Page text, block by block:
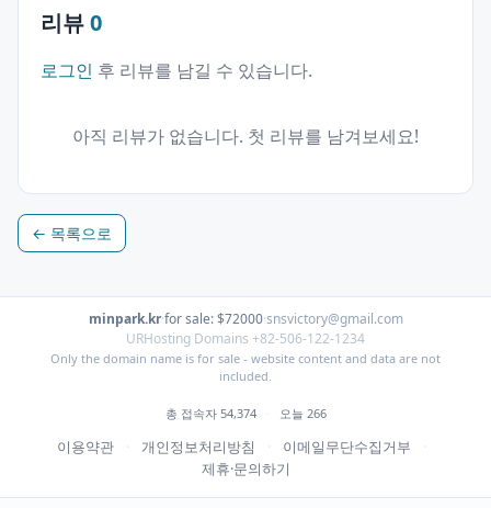
리뷰0
로그인 후 리뷰를 남길 수 있습니다.
아직 리뷰가 없습니다. 첫 리뷰를 남겨보세요!
← 목록으로
minpark.kr·for sale: $72000·snsvictory@gmail.com
URHosting Domains +82-506-122-1234
Only the domain name is for sale - website content and data are not
included.
총 접속자 54,374 · 오늘 266
이용약관 · 개인정보처리방침 · 이메일무단수집거부
·
제휴·문의하기